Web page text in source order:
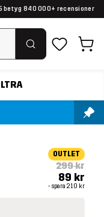
betyg 840 000+ recensioner
OUTLET
299 kr
89 kr
- spara 210 kr